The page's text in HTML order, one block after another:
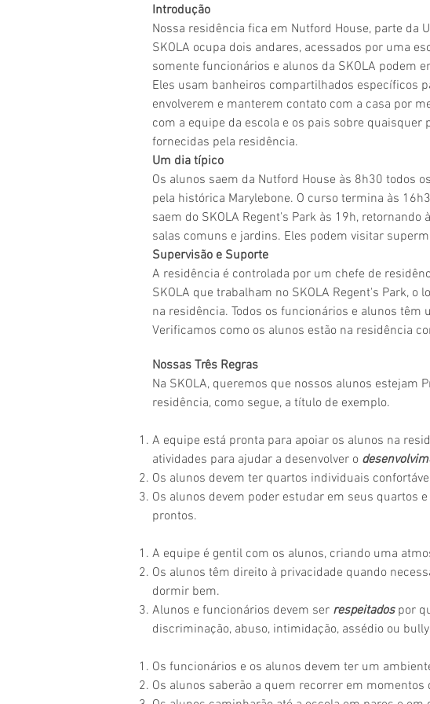
Introdução
Nossa residência fica em Nutford House, parte da
SKOLA ocupa dois andares, acessados por uma
somente funcionários e alunos da SKOLA podem
Eles usam banheiros compartilhados específicos
envolverem e manterem contato com a casa por
com a equipe da escola e os pais sobre
fornecidas pela residência.
Um dia típico
Os alunos saem da Nutford House às 8h30 todos
pela histórica Marylebone. O curso termina às
saem do SKOLA Regent's Park às 19h, retornando
salas comuns e jardins. Eles podem visitar
Supervisão e Suporte
A residência é controlada por um chefe de
SKOLA que trabalham no SKOLA Regent's Park, o
na residência. Todos os funcionários e alunos
Verificamos como os alunos estão na residência
Nossas Três Regras
Na SKOLA, queremos que nossos alunos estejam
residência, como segue, a título de exemplo.
A equipe está pronta para apoiar os alunos na
atividades para ajudar a desenvolver o
Os alunos devem ter quartos individuais
Os alunos devem poder estudar em seus quartos
prontos.
A equipe é gentil com os alunos, criando uma
Os alunos têm direito à privacidade quando
dormir bem.
Alunos e funcionários devem ser respeitadospor
discriminação, abuso, intimidação, assédio ou
Os funcionários e os alunos devem ter um
Os alunos saberão a quem recorrer em momentos